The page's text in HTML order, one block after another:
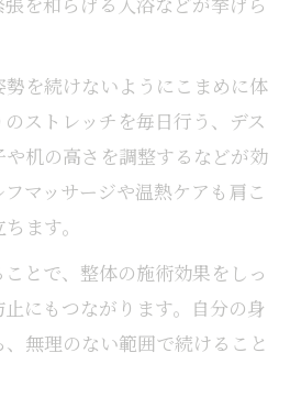
を続けないようにこまめに体
ストレッチを毎日行う、デス
机の高さを調整するなどが効
マッサージや温熱ケアも肩こ
ます。
とで、整体の施術効果をしっ
にもつながります。自分の身
無理のない範囲で続けること